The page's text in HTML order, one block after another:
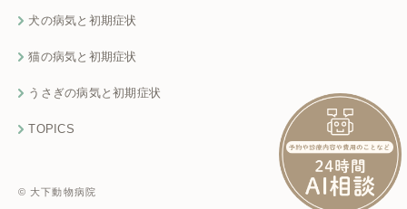
犬の病気と初期症状
猫の病気と初期症状
うさぎの病気と初期症状
TOPICS
© 大下動物病院